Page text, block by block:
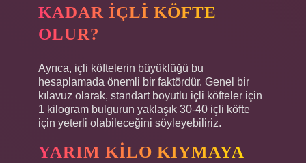
KADAR IÇLI KÖFTE
OLUR?
Ayrıca, içli köftelerin büyüklüğü bu
hesaplamada önemli bir faktördür. Genel bir
kılavuz olarak, standart boyutlu içli köfteler için
1 kilogram bulgurun yaklaşık 30-40 içli köfte
için yeterli olabileceğini söyleyebiliriz.
YARIM KILO KIYMAYA